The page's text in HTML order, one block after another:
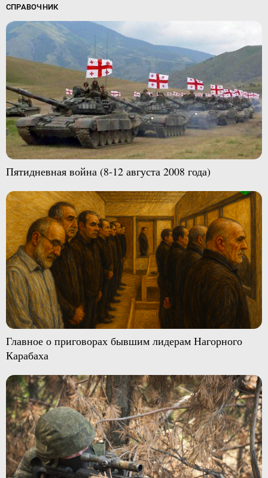
СПРАВОЧНИК
Пятидневная война (8-12 августа 2008 года)
Главное о приговорах бывшим лидерам Нагорного
Карабаха